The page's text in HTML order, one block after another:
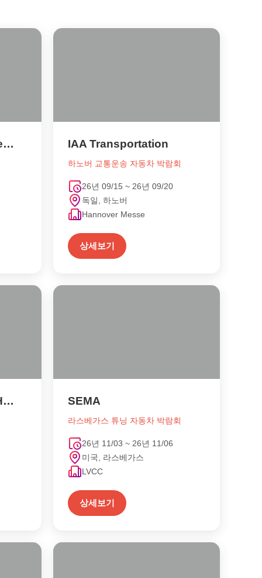
Automotive World September IAA Transportation
하노버 교통운송 자동차 박람회
26년 09/15 ~ 26년 09/20
독일, 하노버
Hannover Messe
상세보기
JAPAN MOBILITY SHOW SEMA
라스베가스 튜닝 자동차 박람회
26년 11/03 ~ 26년 11/06
미국, 라스베가스
LVCC
상세보기